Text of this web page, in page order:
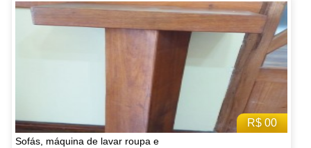
R$ 00
Sofás, máquina de lavar roupa e